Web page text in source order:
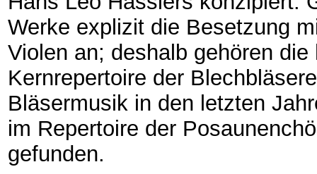
Werke explizit die Besetzung
Violen an; deshalb gehören
Kernrepertoire der
Bläsermusik in den letzten
im Repertoire der
gefunden.